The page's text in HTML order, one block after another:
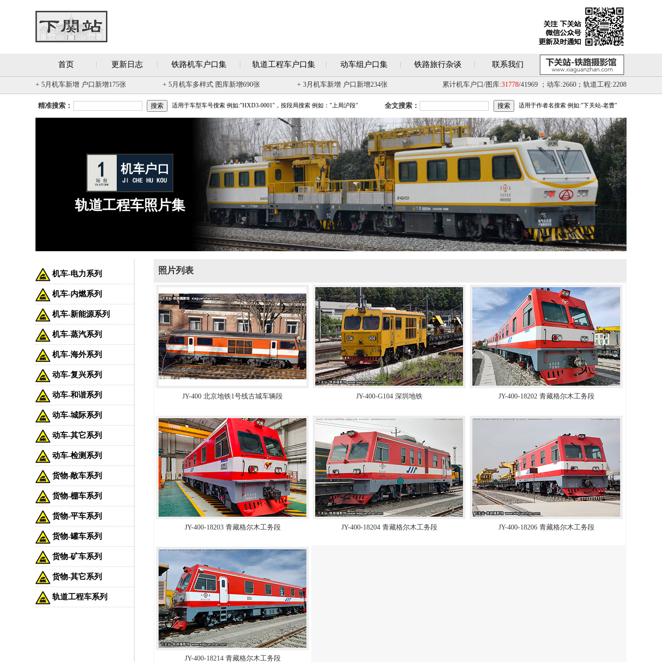
首页 更新日志 铁路机车户口集 轨道工程车户口集 动车组户口集 铁路旅行杂谈 联系我们
+ 5月机车新增 户口新增175张 + 5月机车多样式 图库新增690张 + 3月机车新增 户口新增234张 累计机车户口/图库:31778/41969 ；动车:2660；轨道工程:2208
精准搜索： 适用于车型车号搜索 例如:"HXD3-0001"，按段局搜索 例如："上局沪段" 全文搜索： 适用于作者名搜索 例如:"下关站-老曹"
轨道工程车照片集
机车-电力系列
机车-内燃系列
机车-新能源系列
机车-蒸汽系列
机车-海外系列
动车-复兴系列
动车-和谐系列
动车-城际系列
动车-其它系列
动车-检测系列
货物-敞车系列
货物-棚车系列
货物-平车系列
货物-罐车系列
货物-矿车系列
货物-其它系列
轨道工程车系列
照片列表
JY-400 北京地铁1号线古城车辆段 JY-400-G104 深圳地铁 JY-400-18202 青藏格尔木工务段
JY-400-18203 青藏格尔木工务段 JY-400-18204 青藏格尔木工务段 JY-400-18206 青藏格尔木工务段
JY-400-18214 青藏格尔木工务段